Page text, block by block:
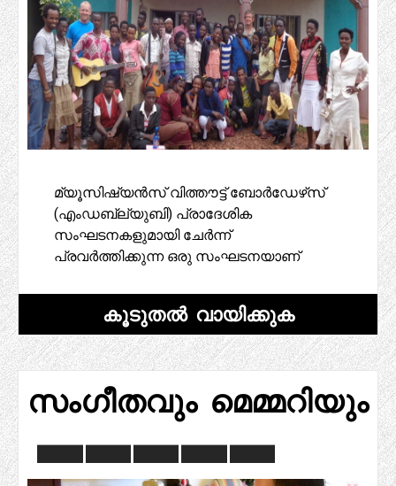
മ്യൂസിഷ്യൻസ് വിത്തൗട്ട് ബോർഡേഴ്‌സ്
(എംഡബ്ല്യുബി) പ്രാദേശിക
സംഘടനകളുമായി ചേർന്ന്
പ്രവർത്തിക്കുന്ന ഒരു സംഘടനയാണ്
കൂടുതൽ വായിക്കുക
സംഗീതവും മെമ്മറിയും